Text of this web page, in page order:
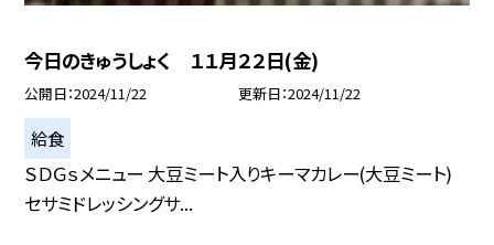
今日のきゅうしょく １１月２２日(金)
公開日 2024/11/22 更新日 2024/11/22
給食
ＳＤＧｓメニュー 大豆ミート入りキーマカレー(大豆ミート)
セサミドレッシングサ...